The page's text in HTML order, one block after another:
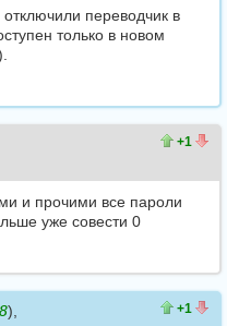
переводчик в
только в новом
+1
и прочими все пароли
уже совести 0
+1
),